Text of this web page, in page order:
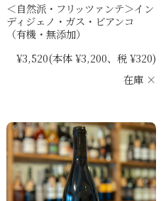
＜自然派・フリッツァンテ＞イン
ディジェノ・ガス・ビアンコ
（有機・無添加）
¥3,520(本体 ¥3,200、税 ¥320)
在庫 ×